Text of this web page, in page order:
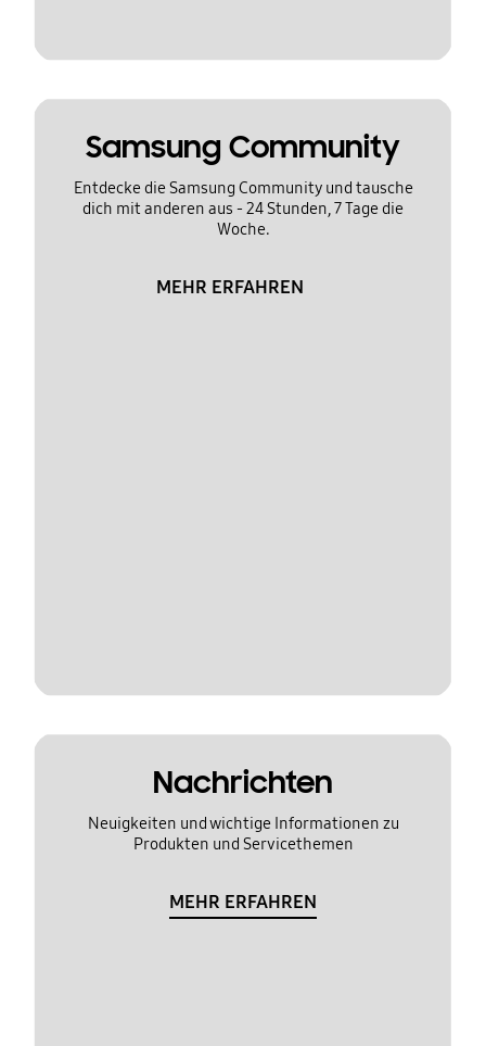
Samsung Community
Entdecke die Samsung Community und tausche
dich mit anderen aus - 24 Stunden, 7 Tage die
Woche.
MEHR ERFAHREN
Nachrichten
Neuigkeiten und wichtige Informationen zu
Produkten und Servicethemen
MEHR ERFAHREN